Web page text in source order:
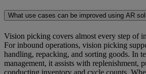
What use cases can be improved using AR
Vision picking covers almost every step of
For inbound operations, vision picking
handling, repacking, and sorting goods. In
management, it assists with replenishment,
conducting inventory and cycle counts.